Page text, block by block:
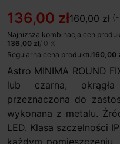
136,00 zł160,00 zł (-
Najniższa kombinacja cen
136,00 zł/ 0 %
Regularna cena produktu160,00
Astro MINIMA ROUND
lub czarna,
przeznaczona do
wykonana z metalu.
LED. Klasa szczelności
każdym